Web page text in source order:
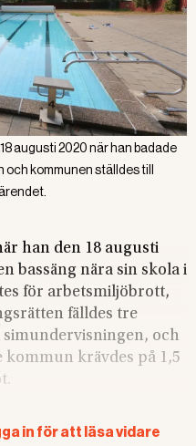
augusti 2020 när han badade
kommunen ställdes till
han den 18 augusti
bassäng nära sin skola i
för arbetsmiljöbrott,
fälldes tre
simundervisningen, och
kommun krävdes på 1,5
pedagogerna varit
in för att läsa vidare